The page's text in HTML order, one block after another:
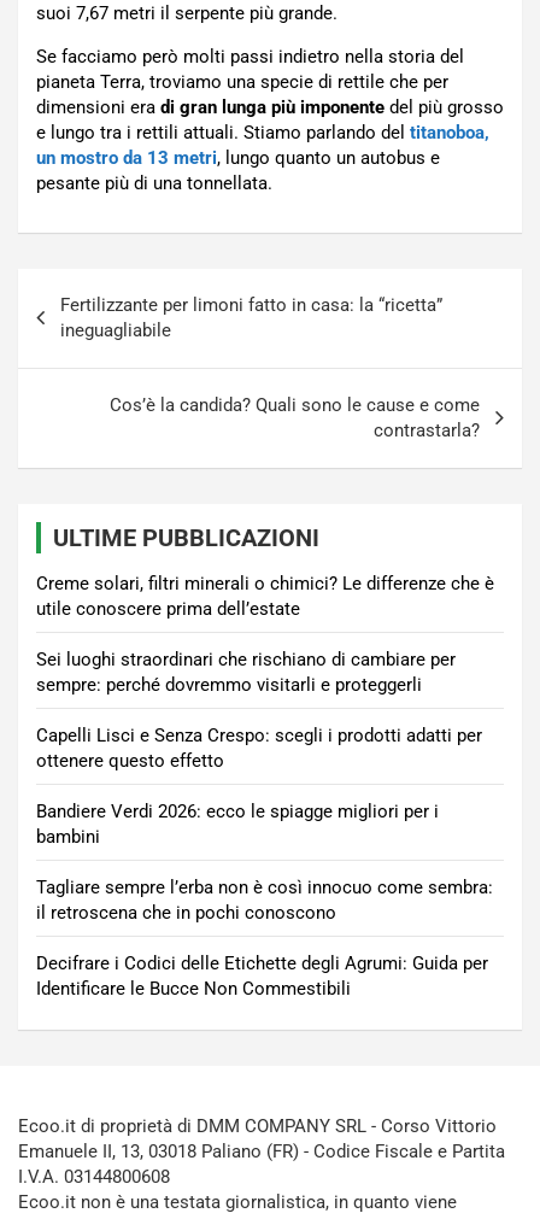
suoi 7,67 metri il serpente più grande.
Se facciamo però molti passi indietro nella storia del
pianeta Terra, troviamo una specie di rettile che per
dimensioni era di gran lunga più imponente del più grosso
e lungo tra i rettili attuali. Stiamo parlando del titanoboa,
un mostro da 13 metri, lungo quanto un autobus e
pesante più di una tonnellata.
articoli
Fertilizzante per limoni fatto in casa: la “ricetta”
ineguagliabile
Cos’è la candida? Quali sono le cause e come
contrastarla?
ULTIME PUBBLICAZIONI
Creme solari, filtri minerali o chimici? Le differenze che è
utile conoscere prima dell’estate
Sei luoghi straordinari che rischiano di cambiare per
sempre: perché dovremmo visitarli e proteggerli
Capelli Lisci e Senza Crespo: scegli i prodotti adatti per
ottenere questo effetto
Bandiere Verdi 2026: ecco le spiagge migliori per i
bambini
Tagliare sempre l’erba non è così innocuo come sembra:
il retroscena che in pochi conoscono
Decifrare i Codici delle Etichette degli Agrumi: Guida per
Identificare le Bucce Non Commestibili
Ecoo.it di proprietà di DMM COMPANY SRL - Corso Vittorio
Emanuele II, 13, 03018 Paliano (FR) - Codice Fiscale e Partita
I.V.A. 03144800608
Ecoo.it non è una testata giornalistica, in quanto viene